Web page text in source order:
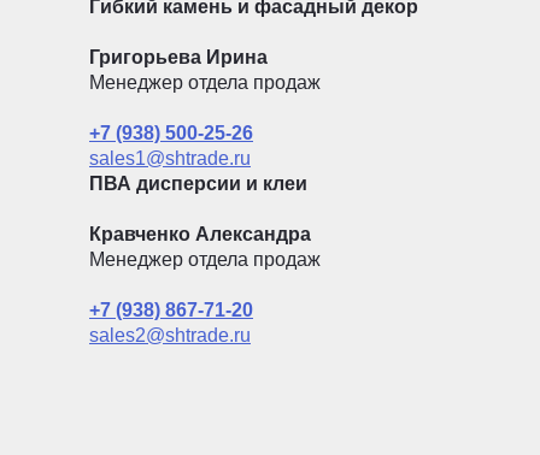
Гибкий камень и фасадный декор
Григорьева Ирина
Менеджер отдела продаж
+7 (938) 500-25-26
sales1@shtrade.ru
ПВА дисперсии и клеи
Кравченко Александра
Менеджер отдела продаж
+7 (938) 867-71-20
sales2@shtrade.ru